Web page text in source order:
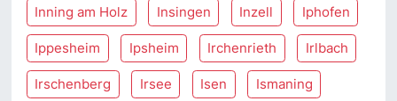
Inning am Holz Insingen Inzell Iphofen
Ippesheim Ipsheim Irchenrieth Irlbach
Irschenberg Irsee Isen Ismaning